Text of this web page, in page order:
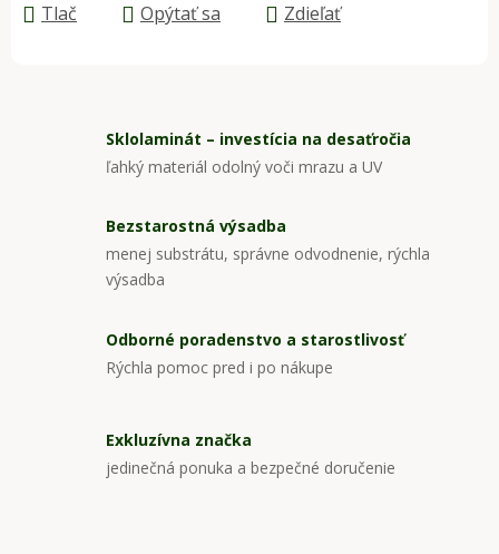
Tlač Opýtať sa Zdieľať
Sklolaminát – investícia na desaťročia
ľahký materiál odolný voči mrazu a UV
Bezstarostná výsadba
menej substrátu, správne odvodnenie, rýchla
výsadba
Odborné poradenstvo a starostlivosť
Rýchla pomoc pred i po nákupe
Exkluzívna značka
jedinečná ponuka a bezpečné doručenie